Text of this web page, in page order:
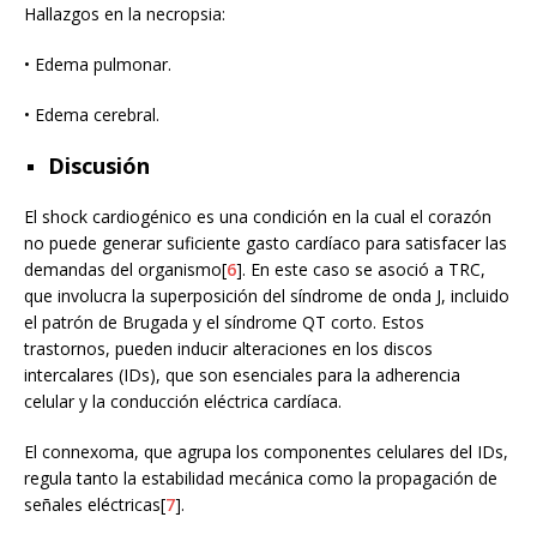
Hallazgos en la necropsia:
• Edema pulmonar.
• Edema cerebral.
Discusión
El shock cardiogénico es una condición en la cual el corazón
no puede generar suficiente gasto cardíaco para satisfacer las
demandas del organismo[6]. En este caso se asoció a TRC,
que involucra la superposición del síndrome de onda J, incluido
el patrón de Brugada y el síndrome QT corto. Estos
trastornos, pueden inducir alteraciones en los discos
intercalares (IDs), que son esenciales para la adherencia
celular y la conducción eléctrica cardíaca.
El connexoma, que agrupa los componentes celulares del IDs,
regula tanto la estabilidad mecánica como la propagación de
señales eléctricas[7].